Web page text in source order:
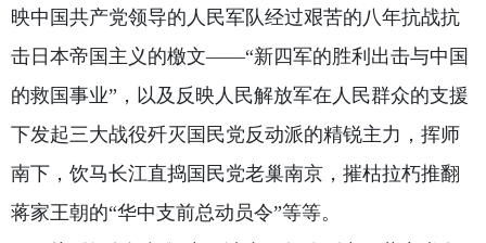
映中国共产党领导的人民军队经过艰苦的八年抗战抗
击日本帝国主义的檄文——“新四军的胜利出击与中国
的救国事业”，以及反映人民解放军在人民群众的支援
下发起三大战役歼灭国民党反动派的精锐主力，挥师
南下，饮马长江直捣国民党老巢南京，摧枯拉朽推翻
蒋家王朝的“华中支前总动员令”等等。